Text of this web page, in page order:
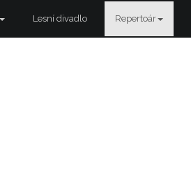
Lesní divadlo Repertoár